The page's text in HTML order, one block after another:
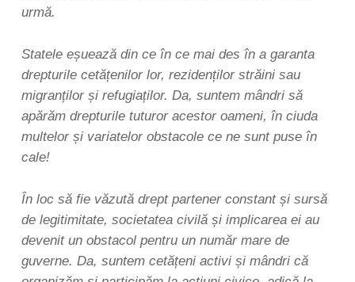
urmă.
Statele eșuează din ce în ce mai des în a garanta
drepturile cetățenilor lor, rezidenților străini sau
migranților și refugiaților. Da, suntem mândri să
apărăm drepturile tuturor acestor oameni, în ciuda
multelor și variatelor obstacole ce ne sunt puse în
cale!
În loc să fie văzută drept partener constant și sursă
de legitimitate, societatea civilă și implicarea ei au
devenit un obstacol pentru un număr mare de
guverne. Da, suntem cetățeni activi și mândri că